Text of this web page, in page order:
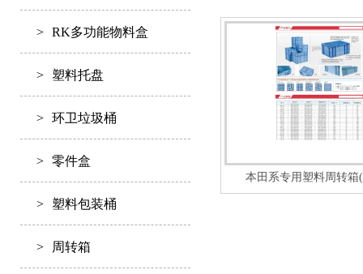
> RK多功能物料盒
> 塑料托盘
> 环卫垃圾桶
> 零件盒
> 塑料包装桶
> 周转箱
本田系专用塑料周转箱